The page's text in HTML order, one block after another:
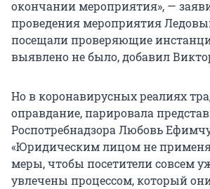
окончании мероприятия», —
проведения мероприятия
посещали проверяющие
выявлено не было, добавил
Но в коронавирусных реалиях
оправдание, парировала
Роспотребнадзора Любовь
«Юридическим лицом не
меры, чтобы посетители совсем
увлечены процессом, который